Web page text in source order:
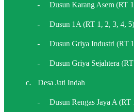
- Dusun Karang Asem (RT
- Dusun 1A (RT 1, 2, 3, 4, 5)
- Dusun Griya Industri (RT
- Dusun Griya Sejahtera
c. Desa Jati Indah
- Dusun Rengas Jaya A (RT